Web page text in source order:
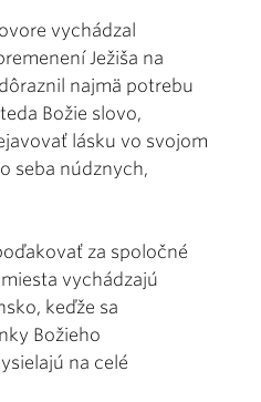
vychádzal
Ježiša na
najmä potrebu
Božie slovo,
lásku vo svojom
seba núdznych,
za spoločné
vychádzajú
keďže sa
Božieho
na celé